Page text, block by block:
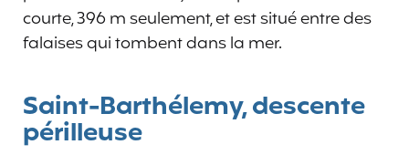
courte, 396 m seulement, et est situé entre des
falaises qui tombent dans la mer.
Saint-Barthélemy, descente
périlleuse